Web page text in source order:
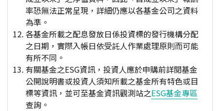
率恐無法正常呈現，詳細仍應以各基金公司之資料
為準。
各基金所載之配息發放日係投資標的發行機構分配
之日期，實際入帳日依受託人作業處理原則而可能
有所不同。
有關基金之ESG資訊，投資人應於申購前詳閱基金
公開說明書或投資人須知所載之基金所有特色或目
標等資訊，並可至基金資訊觀測站之ESG基金專區
查詢。